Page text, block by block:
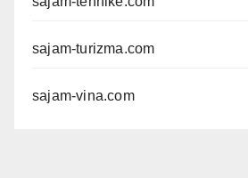
sajam-turizma.com
sajam-vina.com